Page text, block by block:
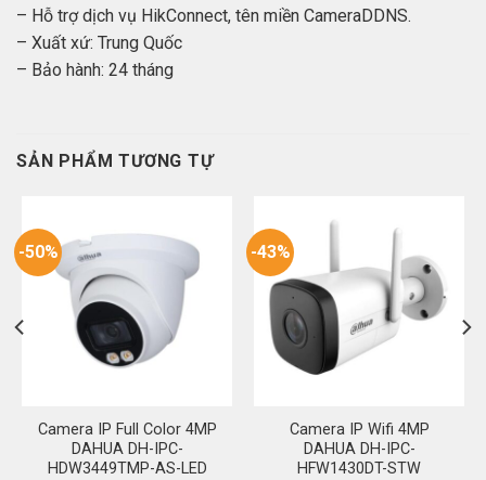
– Hỗ trợ dịch vụ HikConnect, tên miền CameraDDNS.
– Xuất xứ: Trung Quốc
– Bảo hành: 24 tháng
SẢN PHẨM TƯƠNG TỰ
-50%
Camera IP Full Color 4MP
DAHUA DH-IPC-
HDW3449TMP-AS-LED
-43%
Camera IP Wifi 4MP
DAHUA DH-IPC-
HFW1430DT-STW